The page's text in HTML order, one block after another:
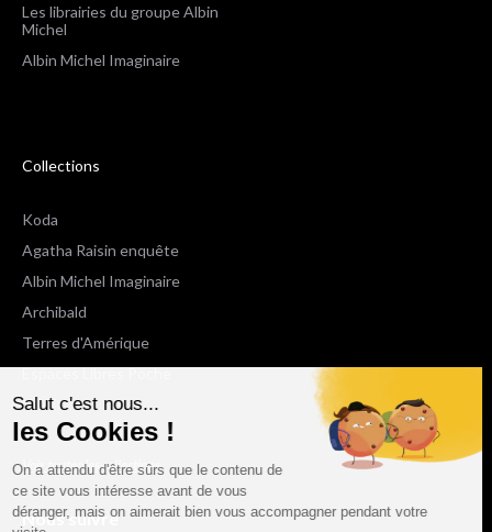
Salut c'est nous...
les Cookies !
On a attendu d'être sûrs que le contenu de
ce site vous intéresse avant de vous
déranger, mais on aimerait bien vous accompagner pendant votre
Les librairies du groupe Albin
Michel
Albin Michel Imaginaire
Collections
Koda
Agatha Raisin enquête
Albin Michel Imaginaire
Archibald
Terres d'Amérique
Espaces Libres Poche
NOX
Wiz
Voir toutes les collections
Nous suivre